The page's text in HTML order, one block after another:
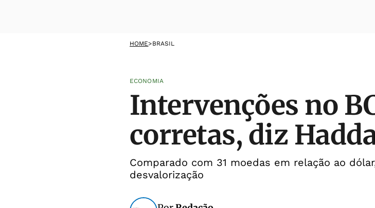
HOME>BRASIL
ECONOMIA
Intervenções no
corretas, diz
Comparado com 31 moedas em relação ao
desvalorização